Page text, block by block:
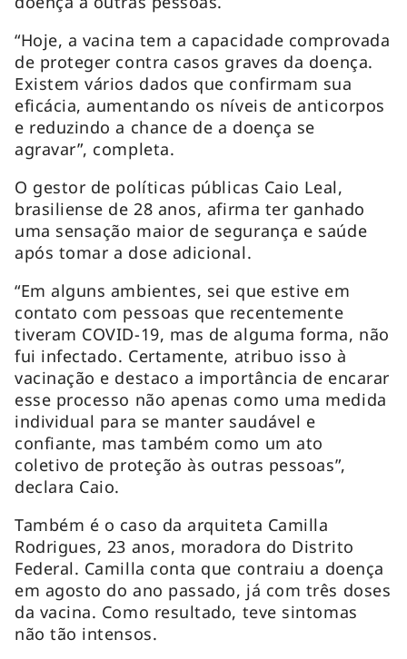
“Hoje, a vacina tem a capacidade comprovada
de proteger contra casos graves da doença.
Existem vários dados que confirmam sua
eficácia, aumentando os níveis de anticorpos
e reduzindo a chance de a doença se
agravar”, completa.
O gestor de políticas públicas Caio Leal,
brasiliense de 28 anos, afirma ter ganhado
uma sensação maior de segurança e saúde
após tomar a dose adicional.
“Em alguns ambientes, sei que estive em
contato com pessoas que recentemente
tiveram COVID-19, mas de alguma forma, não
fui infectado. Certamente, atribuo isso à
vacinação e destaco a importância de encarar
esse processo não apenas como uma medida
individual para se manter saudável e
confiante, mas também como um ato
coletivo de proteção às outras pessoas”,
declara Caio.
Também é o caso da arquiteta Camilla
Rodrigues, 23 anos, moradora do Distrito
Federal. Camilla conta que contraiu a doença
em agosto do ano passado, já com três doses
da vacina. Como resultado, teve sintomas
não tão intensos.